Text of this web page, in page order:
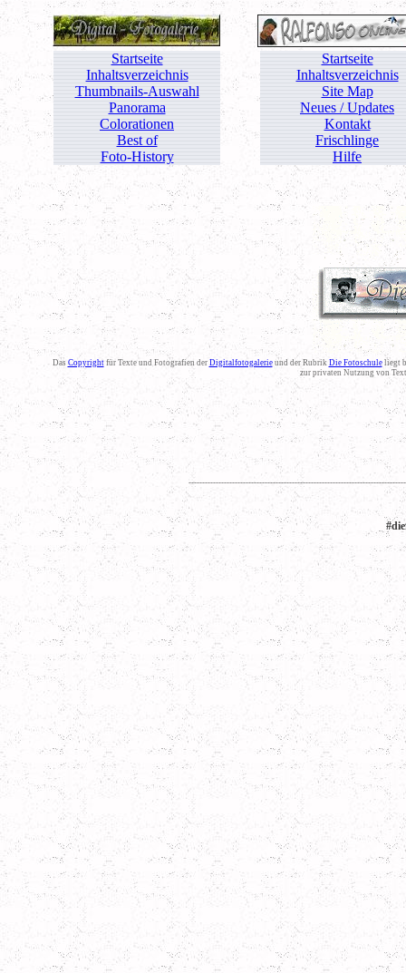
Startseite
Inhaltsverzeichnis
Thumbnails-Auswahl
Panorama
Colorationen
Best of
Foto-History
Startseite
Inhaltsverzeichnis
Site Map
Neues / Updates
Kontakt
Frischlinge
Hilfe
Das Copyrightfür Texte und Fotografien der Digitalfotogalerieund der Rubrik Die Fotoschuleliegt
zur privaten Nutzung von